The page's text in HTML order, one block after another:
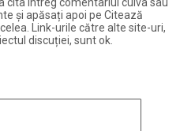
și apăsați apoi pe Citează
Link-urile către alte site-uri,
discuției, sunt ok.